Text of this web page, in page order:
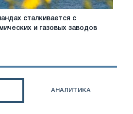
сталкивается с
и газовых заводов
АНАЛИТИКА